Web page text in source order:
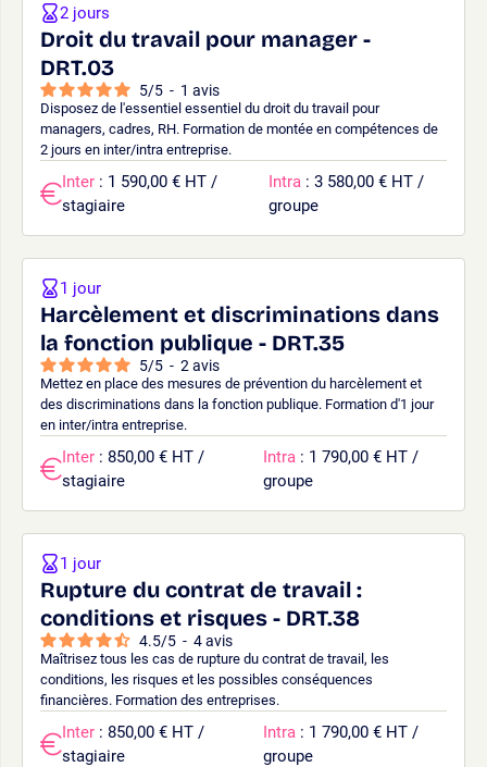
Droit du travail pour manager -
DRT.03
5/5 - 1 avis
Disposez de l'essentiel essentiel du droit du travail pour
managers, cadres, RH. Formation de montée en compétences de
2 jours en inter/intra entreprise.
2 jours
Inter : 1 590,00 € HT /
stagiaire
Intra : 3 580,00 € HT /
groupe
Harcèlement et discriminations dans
la fonction publique - DRT.35
5/5 - 2 avis
Mettez en place des mesures de prévention du harcèlement et
des discriminations dans la fonction publique. Formation d'1 jour
en inter/intra entreprise.
1 jour
Inter : 850,00 € HT /
stagiaire
Intra : 1 790,00 € HT /
groupe
Rupture du contrat de travail :
conditions et risques - DRT.38
4.5/5 - 4avis
Maîtrisez tous les cas de rupture du contrat de travail, les
conditions, les risques et les possibles conséquences
financières. Formation des entreprises.
1 jour
Inter : 850,00 € HT /
stagiaire
Intra : 1 790,00 € HT /
groupe